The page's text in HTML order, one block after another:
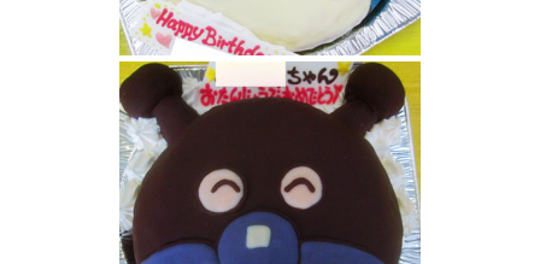
コキンちゃんケーキ